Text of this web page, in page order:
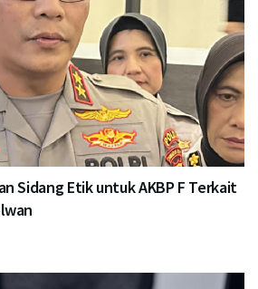
Sidang Etik untuk AKBP F Terkait